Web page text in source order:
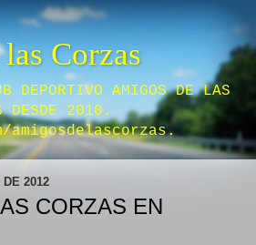
Corzas
AMIGOS DE LAS
DESDE 2010.
amigosdelascorzas.
DE 2012
CORZAS EN